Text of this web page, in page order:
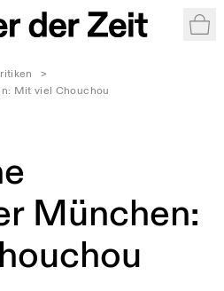
>
Mit viel Chouchou
München: